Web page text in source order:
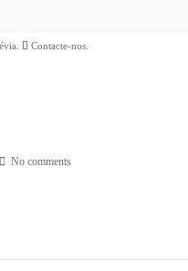
Contacte-nos.
No comments